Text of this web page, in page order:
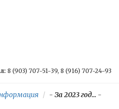
8 (903) 707-51-39, 8 (916) 707-24-93
- За 2023 год...-